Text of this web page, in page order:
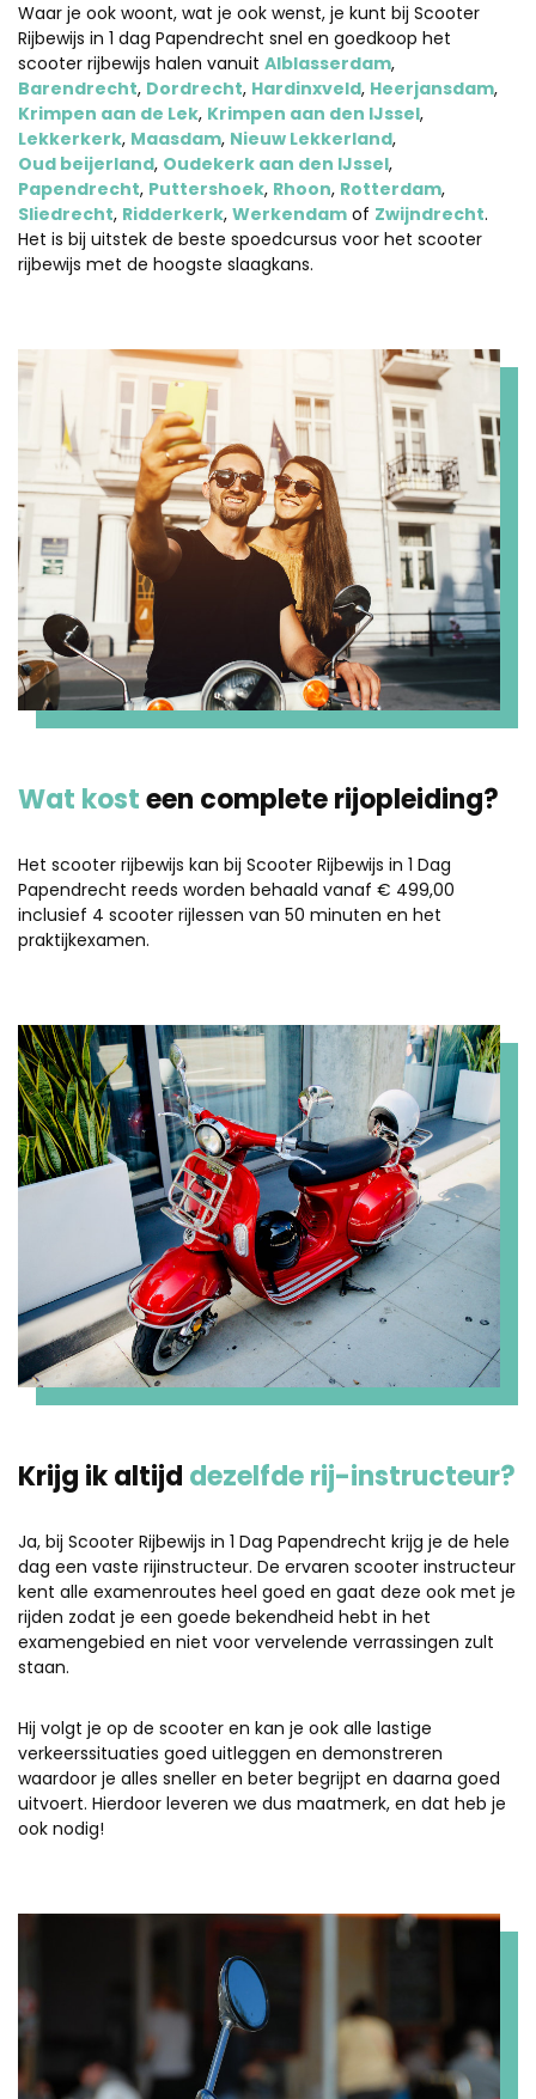
Waar je ook woont, wat je ook wenst, je kunt bij Scooter
Rijbewijs in 1 dag Papendrecht snel en goedkoop het
scooter rijbewijs halen vanuit Alblasserdam,
Barendrecht, Dordrecht, Hardinxveld, Heerjansdam,
Krimpen aan de Lek, Krimpen aan den IJssel,
Lekkerkerk, Maasdam, Nieuw Lekkerland,
Oud beijerland, Oudekerk aan den IJssel,
Papendrecht, Puttershoek, Rhoon, Rotterdam,
Sliedrecht, Ridderkerk, Werkendam of Zwijndrecht.
Het is bij uitstek de beste spoedcursus voor het scooter
rijbewijs met de hoogste slaagkans.
Wat kosteen complete rijopleiding?
Het scooter rijbewijs kan bij Scooter Rijbewijs in 1 Dag
Papendrecht reeds worden behaald vanaf € 499,00
inclusief 4 scooter rijlessen van 50 minuten en het
praktijkexamen.
Krijg ik altijd dezelfde rij-instructeur?
Ja, bij Scooter Rijbewijs in 1 Dag Papendrecht krijg je de hele
dag een vaste rijinstructeur. De ervaren scooter instructeur
kent alle examenroutes heel goed en gaat deze ook met je
rijden zodat je een goede bekendheid hebt in het
examengebied en niet voor vervelende verrassingen zult
staan.
Hij volgt je op de scooter en kan je ook alle lastige
verkeerssituaties goed uitleggen en demonstreren
waardoor je alles sneller en beter begrijpt en daarna goed
uitvoert. Hierdoor leveren we dus maatmerk, en dat heb je
ook nodig!